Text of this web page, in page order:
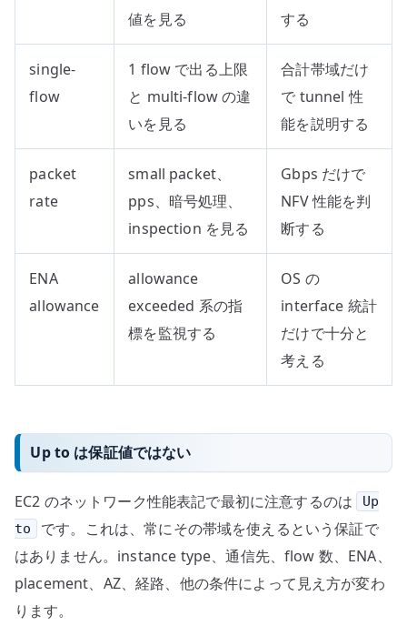
値を見る
する
single-
flow
1 flow で出る上限
と multi-flow の違
いを見る
合計帯域だけ
で tunnel 性
能を説明する
packet
rate
small packet、
pps、暗号処理、
inspection を見る
Gbps だけで
NFV 性能を判
断する
ENA
allowance
allowance
exceeded 系の指
標を監視する
OS の
interface 統計
だけで十分と
考える
Up to は保証値ではない
EC2 のネットワーク性能表記で最初に注意するのは
Up
to
です。これは、常にその帯域を使えるという保証で
はありません。instance type、通信先、flow 数、ENA、
placement、AZ、経路、他の条件によって見え方が変わ
ります。